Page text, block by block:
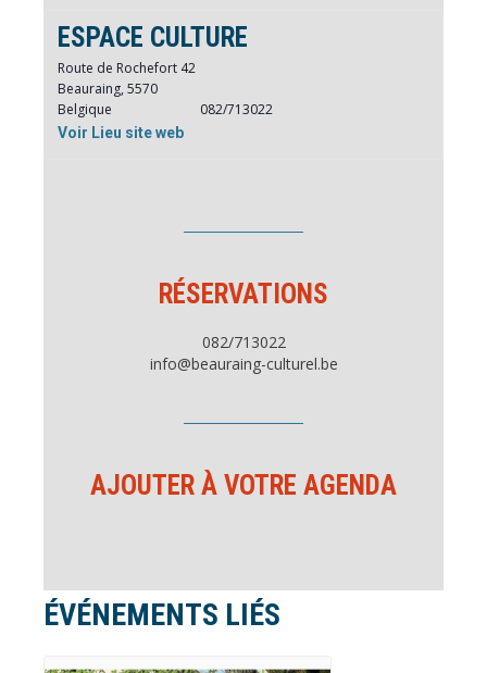
ESPACE CULTURE
Route de Rochefort 42
Beauraing, 5570
Belgique
082/713022
Voir Lieu site web
RÉSERVATIONS
082/713022
info@beauraing-culturel.be
AJOUTER À VOTRE AGENDA
ÉVÉNEMENTS LIÉS